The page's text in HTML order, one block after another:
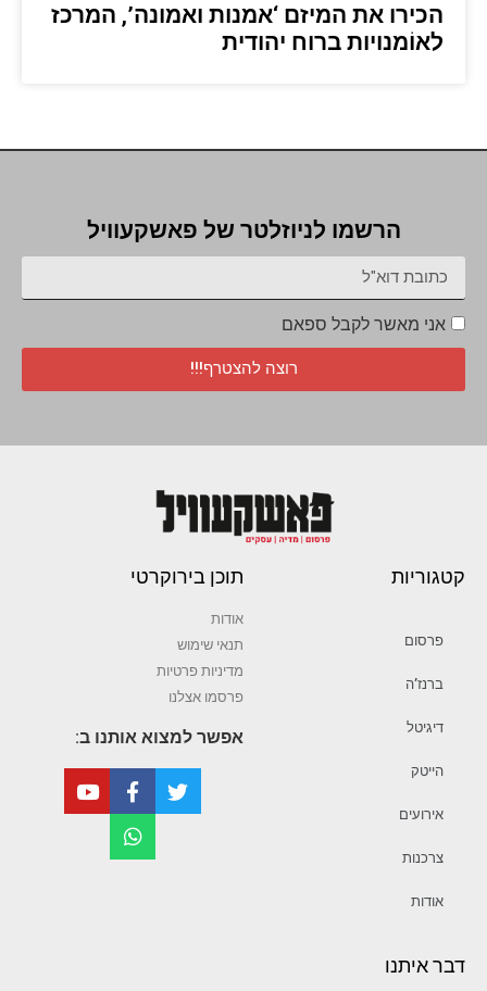
הכירו את המיזם ‘אמנות ואמונה’, המרכז
לאוֹמנויות ברוח יהודית
הרשמו לניוזלטר של פאשקעוויל
אני מאשר לקבל ספאם
רוצה להצטרף!!!
קטגוריות
פרסום
ברנז’ה
דיגיטל
הייטק
אירועים
צרכנות
אודות
תוכן בירוקרטי
אודות
תנאי שימוש
מדיניות פרטיות
פרסמו אצלנו
אפשר למצוא אותנו ב:
דבר איתנו